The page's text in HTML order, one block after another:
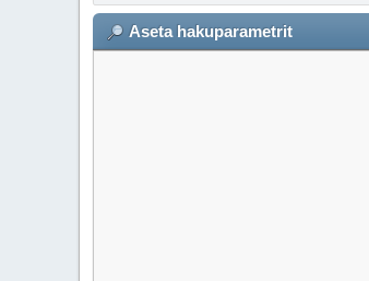
Aseta hakuparametrit